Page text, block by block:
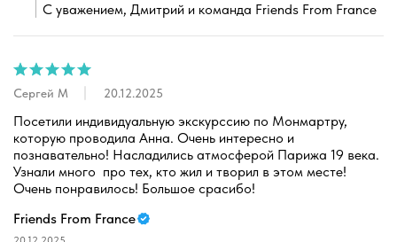
С уважением, Дмитрий и команда Friends From France
Сергей М 20.12.2025
Посетили индивидуальную экскурссию по Монмартру,
которую проводила Анна. Очень интересно и
познавательно! Насладились атмосферой Парижа 19 века.
Узнали много  про тех, кто жил и творил в этом месте!
Очень понравилось! Большое срасибо!
Friends From France